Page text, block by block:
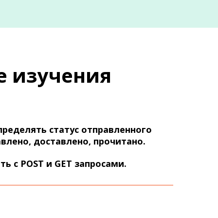
изучения
статус отправленного
доставлено, прочитано.
с POST и GET запросами.